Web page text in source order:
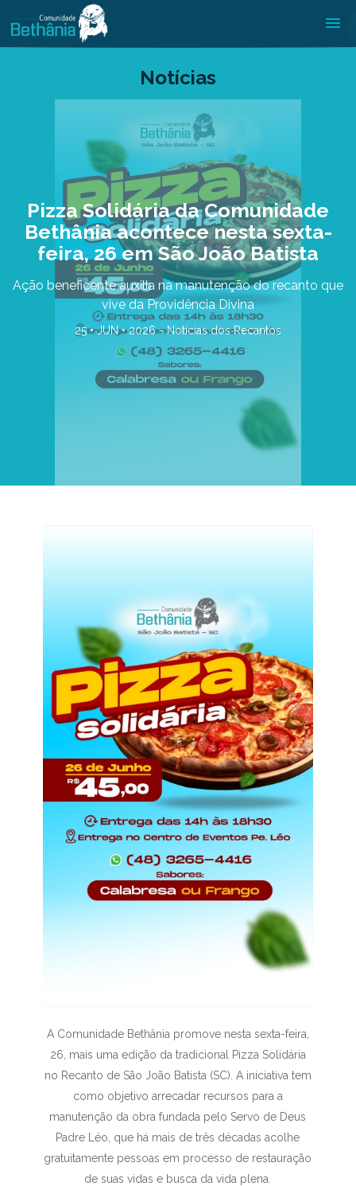
Notícias
Pizza Solidária da Comunidade
Bethânia acontece nesta sexta-
feira, 26 em São João Batista
Ação beneficente auxilia na manutenção do recanto que
vive da Providência Divina
25 • JUN • 2026 -Notícias dos Recantos
A Comunidade Bethânia promove nesta sexta-feira,
26, mais uma edição da tradicional Pizza Solidária
no Recanto de São João Batista (SC). A iniciativa tem
como objetivo arrecadar recursos para a
manutenção da obra fundada pelo Servo de Deus
Padre Léo, que há mais de três décadas acolhe
gratuitamente pessoas em processo de restauração
de suas vidas e busca da vida plena.